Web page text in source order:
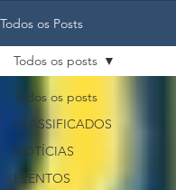
Todos os Posts
Todos os posts
CLASSIFICADOS
NOTÍCIAS
EVENTOS
Todos os posts